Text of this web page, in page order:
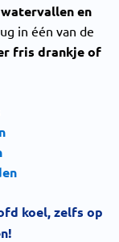
watervallen en
in één van de
fris drankje of
koel, zelfs op